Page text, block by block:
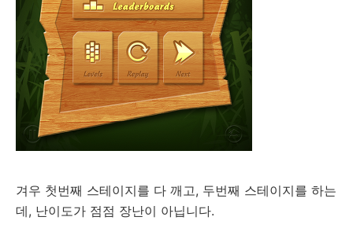
겨우 첫번째 스테이지를 다 깨고, 두번째 스테이지를 하는
데, 난이도가 점점 장난이 아닙니다.